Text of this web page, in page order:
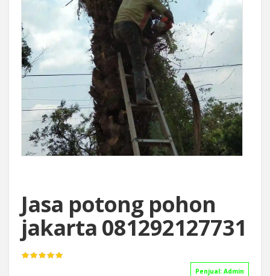
Jasa potong pohon
jakarta 081292127731
Penjual: Admin